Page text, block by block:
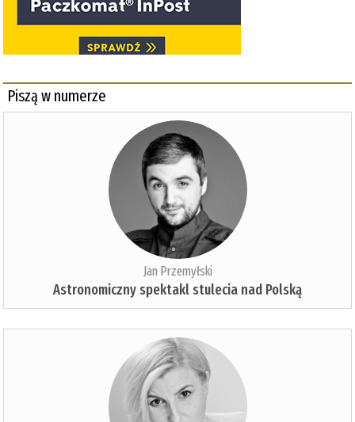
Piszą w numerze
Jan Przemyłski
Astronomiczny spektakl stulecia nad Polską